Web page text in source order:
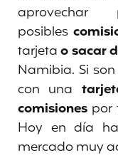
posibles
tarjetao sacar
Namibia. Si
con una
comisiones por
Hoy en día
mercado muy